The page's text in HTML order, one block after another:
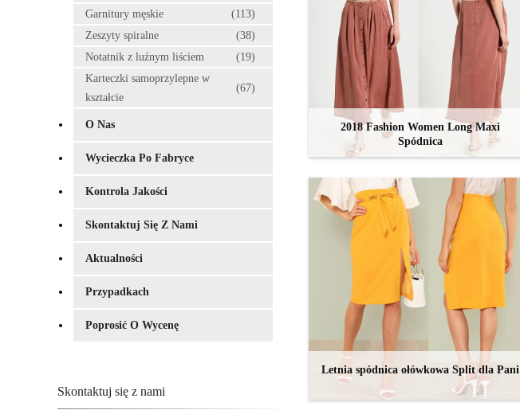
Garnitury męskie
(113)
Zeszyty spiralne
(38)
Notatnik z luźnym liściem
(19)
Karteczki samoprzylepne w
kształcie
(67)
O Nas
Wycieczka Po Fabryce
Kontrola Jakości
Skontaktuj Się Z Nami
Aktualności
Przypadkach
Poprosić O Wycenę
Skontaktuj się z nami
2018 Fashion Women Long Maxi
Spódnica
Letnia spódnica ołówkowa Split dla Pani